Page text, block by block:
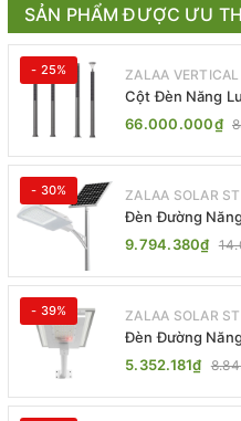
SẢN PHẨM ĐƯỢC ƯU
- 25% ZALAA
Cột Đèn Năng
ZSR-YYDS-360
66.000.000₫
- 30% ZALAA SOLAR
Đèn Đường
Khiển MPPT ZL-
9.794.380₫
- 39% ZALAA SOLAR
Đèn Đường
ZL-BWH Cao
5.352.181₫